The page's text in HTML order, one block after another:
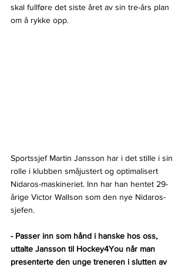
skal fullføre det siste året av sin tre-års plan
om å rykke opp.
Sportssjef Martin Jansson har i det stille i sin
rolle i klubben småjustert og optimalisert
Nidaros-maskineriet. Inn har han hentet 29-
årige Victor Wallson som den nye Nidaros-
sjefen.
- Passer inn som hånd i hanske hos oss,
uttalte Jansson til Hockey4You når man
presenterte den unge treneren i slutten av